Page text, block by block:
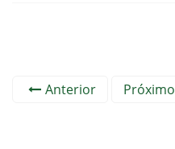
Anterior Próximo